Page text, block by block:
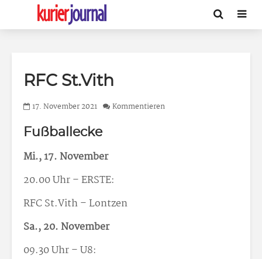
RFC St.Vith
17. November 2021 Kommentieren
Fußballecke
Mi., 17. November
20.00 Uhr – ERSTE:
RFC St.Vith – Lontzen
Sa., 20. November
09.30 Uhr – U8: